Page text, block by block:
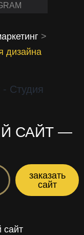
>
дизайна
САЙТ —
заказать
сайт
сайт